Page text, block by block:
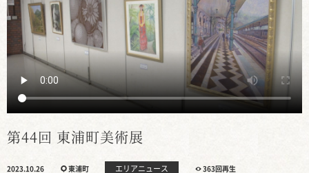
第44回 東浦町美術展
2023.10.26 東浦町 エリアニュース 363回再生